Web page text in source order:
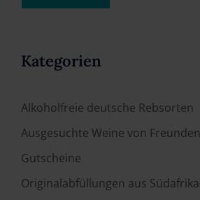
Kategorien
Alkoholfreie deutsche Rebsorten
Ausgesuchte Weine von Freunden
Gutscheine
Originalabfüllungen aus Südafrika